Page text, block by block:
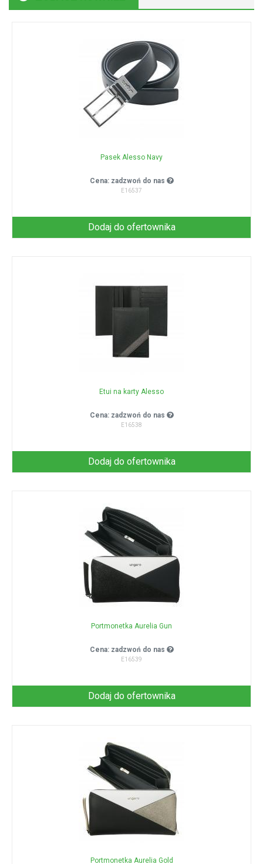
Pasek Alesso Navy
Cena: zadzwoń do nas
E16537
Dodaj do ofertownika
Etui na karty Alesso
Cena: zadzwoń do nas
E16538
Dodaj do ofertownika
Portmonetka Aurelia Gun
Cena: zadzwoń do nas
E16539
Dodaj do ofertownika
Portmonetka Aurelia Gold